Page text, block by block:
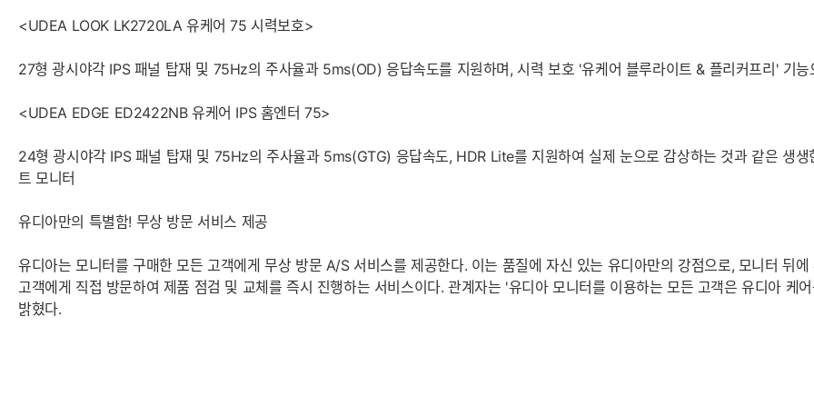
<UDEA LOOK LK2720LA 유케어 75 시력보호>
27형 광시야각 IPS 패널 탑재 및 75Hz의 주사율과 5ms(OD) 응답속도를 지원하며, 시력 보호 '유케어 블루라이트 & 플리커프리' 기
<UDEA EDGE ED2422NB 유케어 IPS 홈엔터 75>
24형 광시야각 IPS 패널 탑재 및 75Hz의 주사율과 5ms(GTG) 응답속도, HDR Lite를 지원하여 실제 눈으로 감상하는 것과 같은 생
트 모니터
유디아만의 특별함! 무상 방문 서비스 제공
유디아는 모니터를 구매한 모든 고객에게 무상 방문 A/S 서비스를 제공한다. 이는 품질에 자신 있는 유디아만의 강점으로, 모니터 뒤
고객에게 직접 방문하여 제품 점검 및 교체를 즉시 진행하는 서비스이다. 관계자는 '유디아 모니터를 이용하는 모든 고객은 유디아 케
밝혔다.